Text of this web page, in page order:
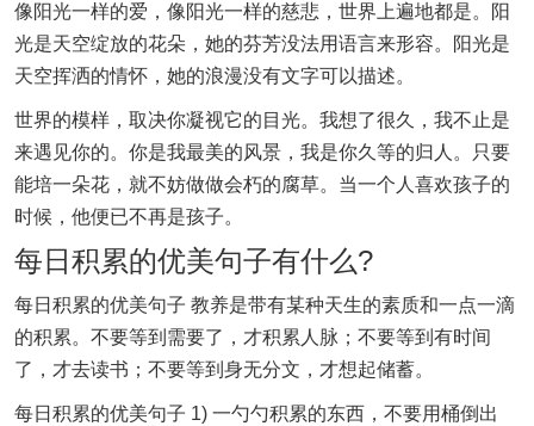
像阳光一样的爱，像阳光一样的慈悲，世界上遍地都是。阳
光是天空绽放的花朵，她的芬芳没法用语言来形容。阳光是
天空挥洒的情怀，她的浪漫没有文字可以描述。
世界的模样，取决你凝视它的目光。我想了很久，我不止是
来遇见你的。你是我最美的风景，我是你久等的归人。只要
能培一朵花，就不妨做做会朽的腐草。当一个人喜欢孩子的
时候，他便已不再是孩子。
每日积累的优美句子有什么?
每日积累的优美句子 教养是带有某种天生的素质和一点一滴
的积累。不要等到需要了，才积累人脉；不要等到有时间
了，才去读书；不要等到身无分文，才想起储蓄。
每日积累的优美句子 1) 一勺勺积累的东西，不要用桶倒出